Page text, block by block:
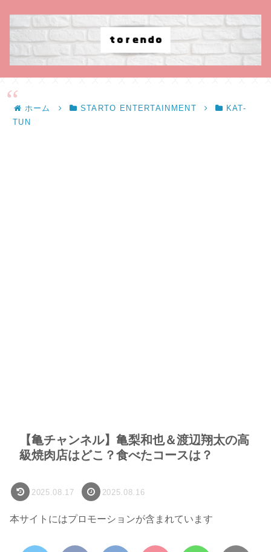
ホーム STARTO ENTERTAINMENT
KAT-
TUN
【亀チャンネル】亀梨和也＆渡辺翔太の高
級焼肉店はどこ？食べたコースは？
2025.08.17 2025.08.16
本サイトにはプロモーションが含まれています